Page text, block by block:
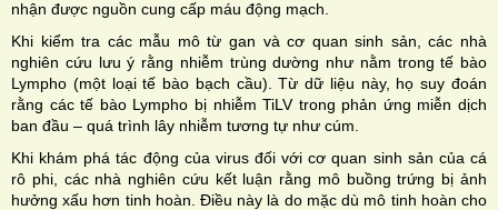
nhận được nguồn cung cấp máu động mạch.
Khi kiểm tra các mẫu mô từ gan và cơ quan sinh sản, các nhà
nghiên cứu lưu ý rằng nhiễm trùng dường như nằm trong tế bào
Lympho (một loại tế bào bạch cầu). Từ dữ liệu này, họ suy đoán
rằng các tế bào Lympho bị nhiễm TiLV trong phản ứng miễn dịch
ban đầu – quá trình lây nhiễm tương tự như cúm.
Khi khám phá tác động của virus đối với cơ quan sinh sản của cá
rô phi, các nhà nghiên cứu kết luận rằng mô buồng trứng bị ảnh
hưởng xấu hơn tinh hoàn. Điều này là do mặc dù mô tinh hoàn cho